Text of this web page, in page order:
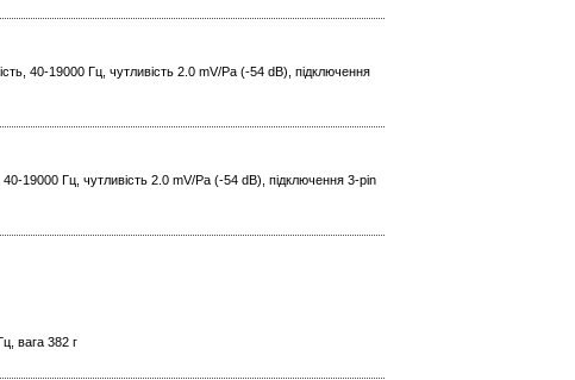
40-19000 Гц, чутливість 2.0 mV/Pa (-54 dB), підключення
19000 Гц, чутливість 2.0 mV/Pa (-54 dB), підключення 3-pin
вага 382 г